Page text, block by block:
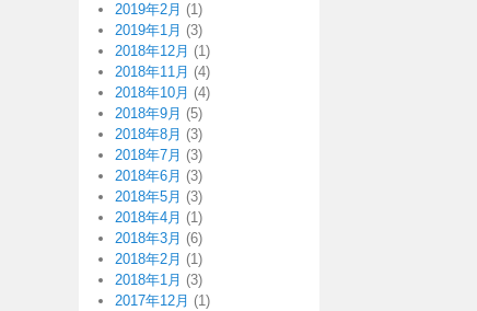
2019年2月 (1)
2019年1月 (3)
2018年12月 (1)
2018年11月 (4)
2018年10月 (4)
2018年9月 (5)
2018年8月 (3)
2018年7月 (3)
2018年6月 (3)
2018年5月 (3)
2018年4月 (1)
2018年3月 (6)
2018年2月 (1)
2018年1月 (3)
2017年12月 (1)